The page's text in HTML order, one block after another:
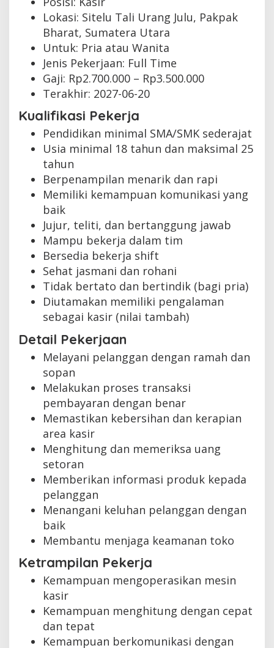
Lokasi: Sitelu Tali Urang Julu, Pakpak
Bharat, Sumatera Utara
Untuk: Pria atau Wanita
Jenis Pekerjaan: Full Time
Gaji: Rp2.700.000 – Rp3.500.000
Terakhir: 2027-06-20
Kualifikasi Pekerja
Pendidikan minimal SMA/SMK sederajat
Usia minimal 18 tahun dan maksimal 25
tahun
Berpenampilan menarik dan rapi
Memiliki kemampuan komunikasi yang
baik
Jujur, teliti, dan bertanggung jawab
Mampu bekerja dalam tim
Bersedia bekerja shift
Sehat jasmani dan rohani
Tidak bertato dan bertindik (bagi pria)
Diutamakan memiliki pengalaman
sebagai kasir (nilai tambah)
Detail Pekerjaan
Melayani pelanggan dengan ramah dan
sopan
Melakukan proses transaksi
pembayaran dengan benar
Memastikan kebersihan dan kerapian
area kasir
Menghitung dan memeriksa uang
setoran
Memberikan informasi produk kepada
pelanggan
Menangani keluhan pelanggan dengan
baik
Membantu menjaga keamanan toko
Ketrampilan Pekerja
Kemampuan mengoperasikan mesin
kasir
Kemampuan menghitung dengan cepat
dan tepat
Kemampuan berkomunikasi dengan